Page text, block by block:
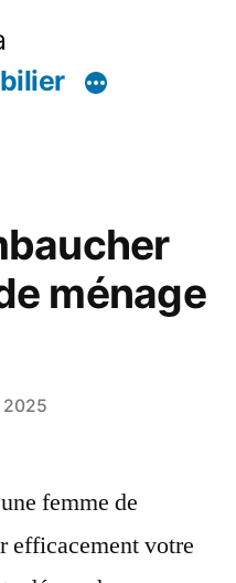
ménage
2025
femme de
efficacement votre